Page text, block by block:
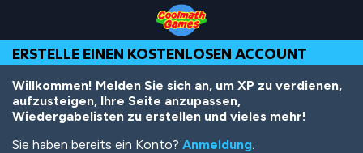
Top
of
Page
Navigation
Main
Content
Footer
Inhalt
ERSTELLE EINEN KOSTENLOSEN ACCOUNT
Willkommen! Melden Sie sich an, um XP zu verdienen,
aufzusteigen, Ihre Seite anzupassen,
Wiedergabelisten zu erstellen und vieles mehr!
Sie haben bereits ein Konto? Anmeldung.